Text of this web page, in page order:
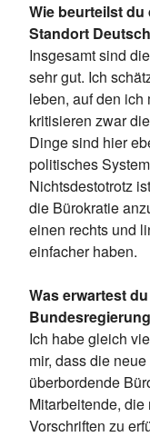
Wie beurteilst
Standort
Insgesamt sind
sehr gut. Ich
leben, auf den
kritisieren zwar
Dinge sind hier
politisches
Nichtsdestotrotz
die Bürokratie
einen rechts und
einfacher haben.
Was erwartest
Ich habe gleich
mir, dass die
überbordende
Mitarbeitende,
Vorschriften zu